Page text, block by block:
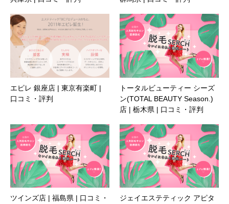
エピレ 銀座店 | 東京有楽町 |
口コミ・評判
トータルビューティー シーズ
ン(TOTAL BEAUTY Season.)
店 | 栃木県 | 口コミ・評判
ツインズ店 | 福島県 | 口コミ・
ジェイエステティック アピタ